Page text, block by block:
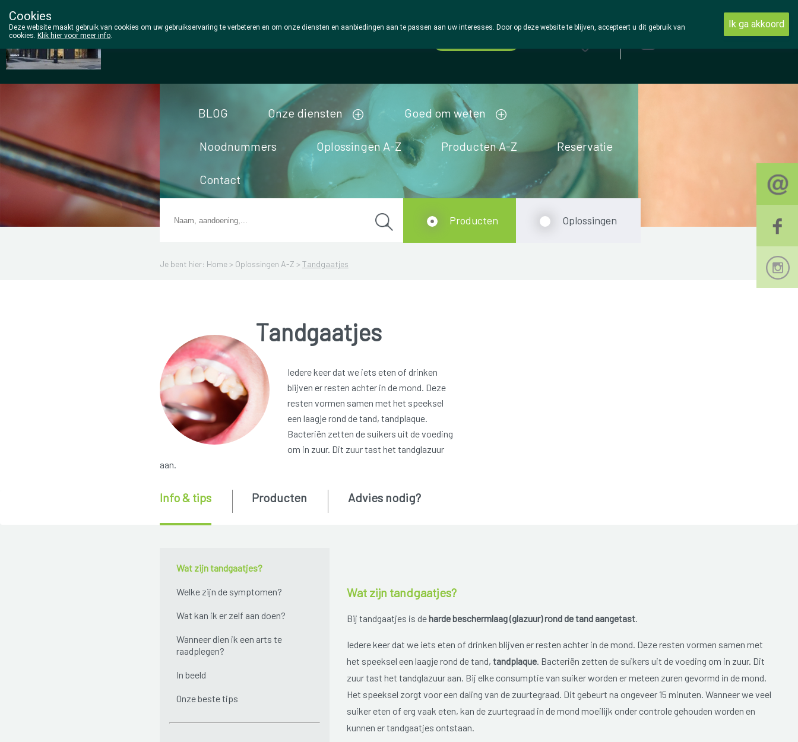
Wezel Pharma
BLOG Onze diensten Goed om weten
Noodnummers Oplossingen A-Z Producten A-Z Reservatie
Contact
Je bent hier: Home > Oplossingen A-Z >Tandgaatjes
Producten Oplossingen
Tandgaatjes
Iedere keer dat we iets eten of drinken
blijven er resten achter in de mond. Deze
resten vormen samen met het speeksel
een laagje rond de tand, tandplaque.
Bacteriën zetten de suikers uit de voeding
om in zuur. Dit zuur tast het tandglazuur
aan.
Wat zijn tandgaatjes?
Welke zijn de symptomen?
Wat kan ik er zelf aan doen?
Wanneer dien ik een arts te
raadplegen?
In beeld
Onze beste tips
Info & tips Producten Advies nodig?
Wat zijn tandgaatjes?
Bij tandgaatjes is deharde beschermlaag (glazuur) rond de tand aangetast.
Iedere keer dat we iets eten of drinken blijven er resten achter in de mond. Deze resten vormen samen met
het speeksel een laagje rond de tand, tandplaque. Bacteriën zetten de suikers uit de voeding om in zuur. Dit
zuur tast het tandglazuur aan. Bij elke consumptie van suiker worden er meteen zuren gevormd in de mond.
Het speeksel zorgt voor een daling van de zuurtegraad. Dit gebeurt na ongeveer 15 minuten. Wanneer we veel
suiker eten of erg vaak eten, kan de zuurtegraad in de mond moeilijk onder controle gehouden worden en
kunnen er tandgaatjes ontstaan.
Cookies
Deze website maakt gebruik van cookies om uw gebruikservaring te verbeteren en om onze diensten en aanbiedingen aan te passen aan uw interesses. Door op deze website te blijven, accepteert u dit gebruik van
cookies. Klik hier voor meer info.
Ik ga akkoord